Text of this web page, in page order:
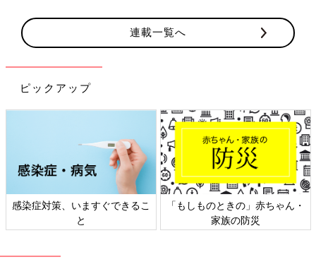
ひ参考にしてみてくださいね。
(文：Ayaka)
※記事内容でご紹介している投稿、リンク先は、削除される場合
があります。あらかじめご了承ください。
※記事の内容は記載当時の情報であり、現在と異なる場合があり
ます。
【業務スーパー】とにかくコスパ最高な
アイテム集めてみた
おいしくて安い食材が盛り沢山！と大人気の業
務スーパー。数あるアイテムの中でも、とにか
くコスパがいい！と話題のアイテムをインスタ
から集めてみました。どれもストックしておき
たくなるものばかりなので、ぜひ最後までご覧
連載一覧へ
ピックアップ
感染症対策、いますぐできるこ
と
「もしものときの」赤ちゃん・
家族の防災